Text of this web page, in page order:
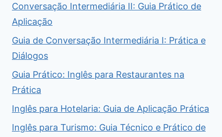
Conversação Intermediária II: Guia Prático de
Aplicação
Guia de Conversação Intermediária I: Prática e
Diálogos
Guia Prático: Inglês para Restaurantes na
Prática
Inglês para Hotelaria: Guia de Aplicação Prática
Inglês para Turismo: Guia Técnico e Prático de